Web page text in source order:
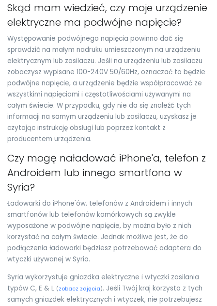
Skąd mam wiedzieć, czy moje urządzenie
elektryczne ma podwójne napięcie?
Występowanie podwójnego napięcia powinno dać się
sprawdzić na małym nadruku umieszczonym na urządzeniu
elektrycznym lub zasilaczu. Jeśli na urządzeniu lub zasilaczu
zobaczysz wypisane 100-240V 50/60Hz, oznaczać to będzie
podwójne napięcie, a urządzenie będzie współpracować ze
wszystkimi napięciami i częstotliwościami używanymi na
całym świecie. W przypadku, gdy nie da się znaleźć tych
informacji na samym urządzeniu lub zasilaczu, uzyskasz je
czytając instrukcję obsługi lub poprzez kontakt z
producentem urządzenia.
Czy mogę naładować iPhone'a, telefon z
Androidem lub innego smartfona w
Syria?
Ładowarki do iPhone'ów, telefonów z Androidem i innych
smartfonów lub telefonów komórkowych są zwykle
wyposażone w podwójne napięcie, by można było z nich
korzystać na całym świecie. Jednak możliwe jest, że do
podłączenia ładowarki będziesz potrzebować adaptera do
wtyczki używanej w Syria.
Syria wykorzystuje gniazdka elektryczne i wtyczki zasilania
typów C, E & L (zobacz zdjęcia). Jeśli Twój kraj korzysta z tych
samych gniazdek elektrycznych i wtyczek, nie potrzebujesz